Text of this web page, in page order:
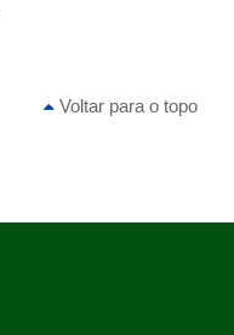
Voltar para o topo